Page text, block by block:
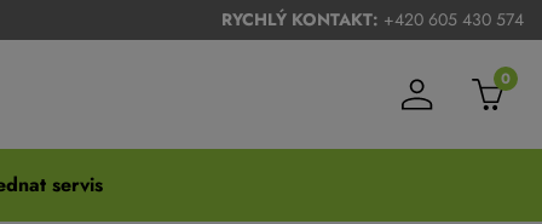
RYCHLÝ KONTAKT: +420 605 430 574
0
servis